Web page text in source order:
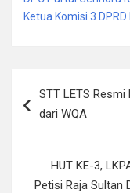
Ketua Komisi 3
navigation
STT LETS
dari WQA
HUT KE-3,
Petisi Raja Sultan